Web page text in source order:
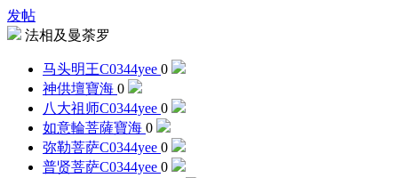
发帖
法相及曼荼罗
马头明王C0344yee 0
神供壇寶海 0
八大祖师C0344yee 0
如意輪菩薩寶海 0
弥勒菩萨C0344yee 0
普贤菩萨C0344yee 0